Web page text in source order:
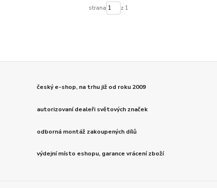
strana z 1
český e-shop, na trhu již od roku 2009
autorizovaní dealeři světových značek
odborná montáž zakoupených dílů
výdejní místo eshopu, garance vrácení zboží